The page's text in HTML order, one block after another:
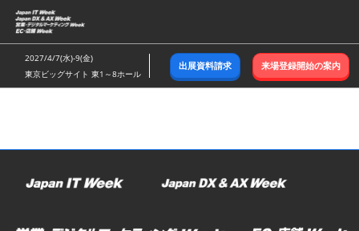
ス
キ
ッ
し
む
2027/4/7(水)-9(金)
東京ビッグサイト 東1～8ホール
出展資料請求 来場登録開始の案内